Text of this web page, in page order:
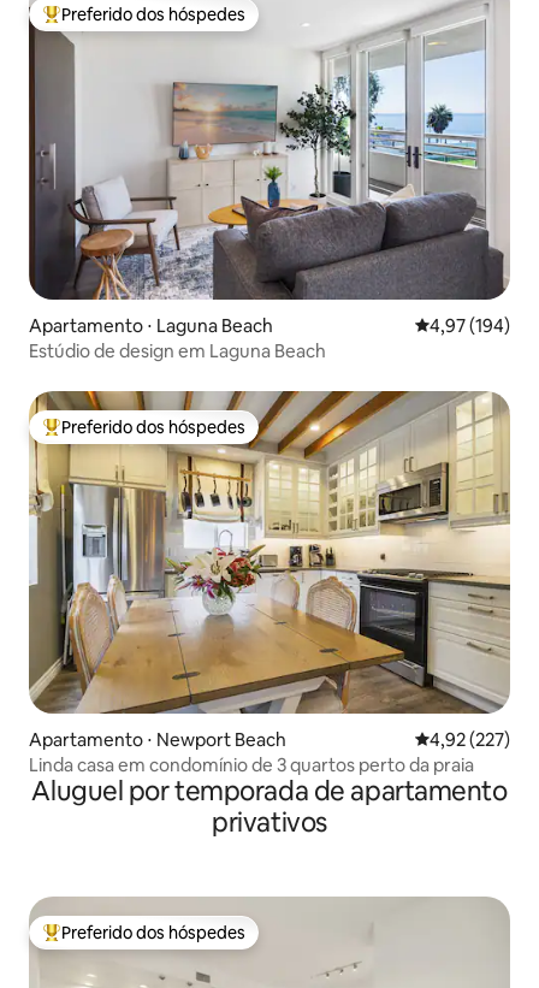
Entre os melhores preferidos dos hóspedes
Preferido dos hóspedes
Apartamento ⋅ Laguna Beach 4,97 de uma
4,97 (194)
Estúdio de design em Laguna Beach
Entre os melhores preferidos dos hóspedes
Preferido dos hóspedes
Apartamento ⋅ Newport Beach 4,92 de uma
4,92 (227)
Linda casa em condomínio de 3 quartos perto da praia
Aluguel por temporada de apartamento
privativos
Entre os melhores preferidos dos hóspedes
Preferido dos hóspedes